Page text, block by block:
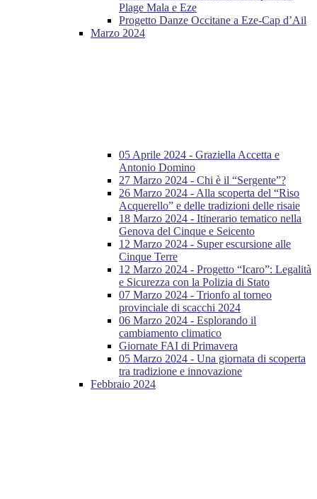
Plage Mala e Eze
Progetto Danze Occitane a Eze-Cap d’Ail
Marzo 2024
05 Aprile 2024 - Graziella Accetta e
Antonio Domino
27 Marzo 2024 - Chi è il “Sergente”?
26 Marzo 2024 - Alla scoperta del “Riso
Acquerello” e delle tradizioni delle risaie
18 Marzo 2024 - Itinerario tematico nella
Genova del Cinque e Seicento
12 Marzo 2024 - Super escursione alle
Cinque Terre
12 Marzo 2024 - Progetto “Icaro”: Legalità
e Sicurezza con la Polizia di Stato
07 Marzo 2024 - Trionfo al torneo
provinciale di scacchi 2024
06 Marzo 2024 - Esplorando il
cambiamento climatico
Giornate FAI di Primavera
05 Marzo 2024 - Una giornata di scoperta
tra tradizione e innovazione
Febbraio 2024